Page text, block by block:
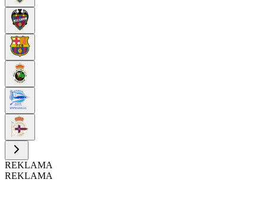
REKLAMA
REKLAMA